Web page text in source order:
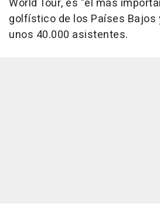
World Tour, es "el más
golfístico de los Países Bajos
unos 40.000 asistentes.